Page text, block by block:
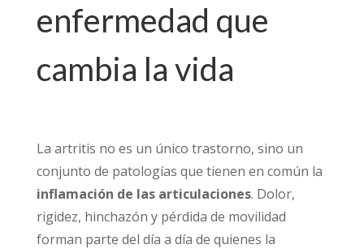
enfermedad que
cambia la vida
La artritis no es un único trastorno, sino un
conjunto de patologías que tienen en común la
inflamación de las articulaciones. Dolor,
rigidez, hinchazón y pérdida de movilidad
forman parte del día a día de quienes la